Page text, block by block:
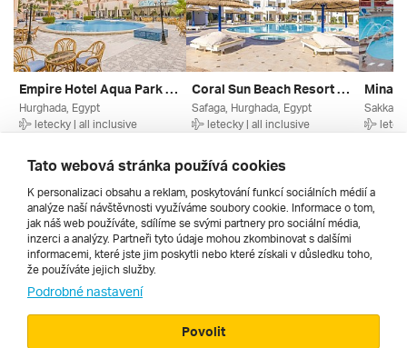
Empire Hotel Aqua Park ***
Hurghada, Egypt
letecky | all inclusive
15 679 Kč
Coral Sun Beach Resort ****
Safaga, Hurghada, Egypt
letecky | all inclusive
15 690 Kč
Všechny
Cestopisy
Tato webová stránka používá cookies
K personalizaci obsahu a reklam, poskytování funkcí sociálních médií a
analýze naší návštěvnosti využíváme soubory cookie. Informace o tom,
jak náš web používáte, sdílíme se svými partnery pro sociální média,
inzerci a analýzy. Partneři tyto údaje mohou zkombinovat s dalšími
informacemi, které jste jim poskytli nebo které získali v důsledku toho,
že používáte jejich služby.
Podrobné nastavení
Povolit